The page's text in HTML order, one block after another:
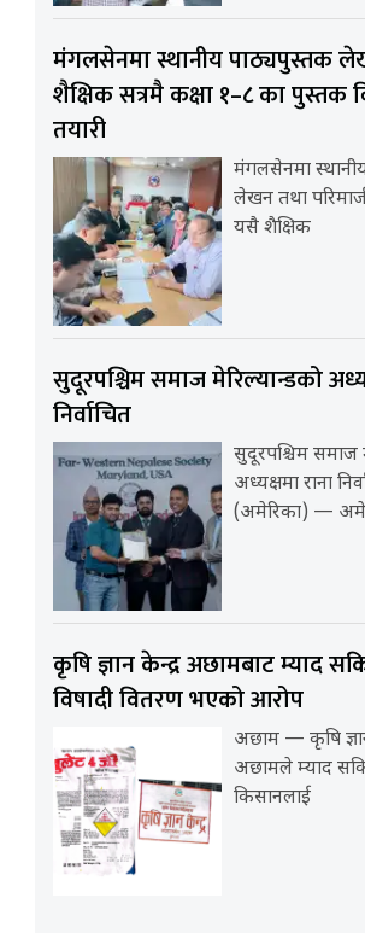
मंगलसेनमा स्थानीय पाठ्यपुस्तक
शैक्षिक सत्रमै कक्षा १–८ का पुस्तक
तयारी
मंगलसेनमा
लेखन तथा
यसै शैक्षिक
सुदूरपश्चिम समाज मेरिल्यान्डको
निर्वाचित
सुदूरपश्चिम समाज
अध्यक्षमा राना
(अमेरिका) —
कृषि ज्ञान केन्द्र अछामबाट म्याद
विषादी वितरण भएको आरोप
अछाम — कृषि
अछामले म्याद
किसानलाई